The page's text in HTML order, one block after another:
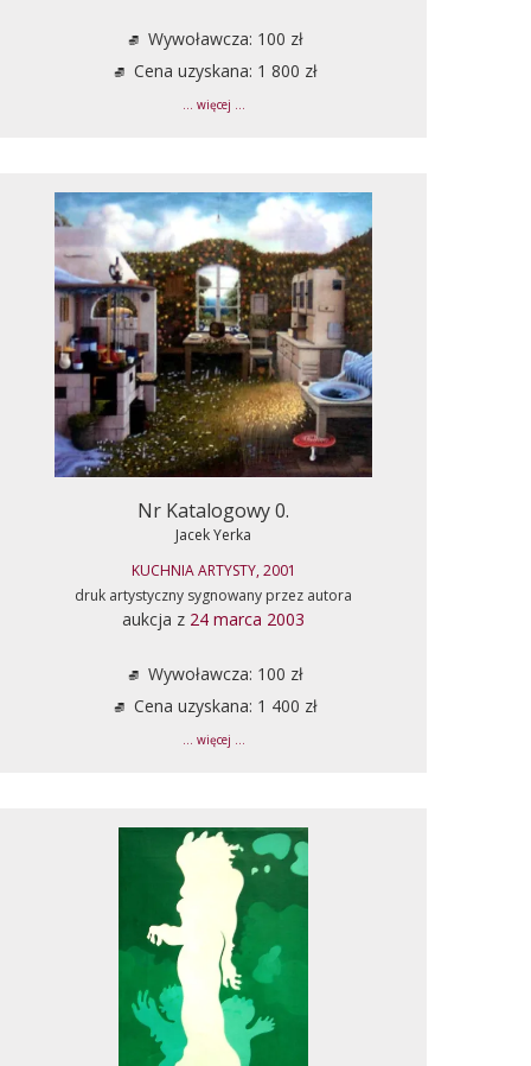
Wywoławcza: 100 zł
Cena uzyskana: 1 800 zł
... więcej ...
Nr Katalogowy 0.
Jacek Yerka
KUCHNIA ARTYSTY, 2001
druk artystyczny sygnowany przez autora
aukcja z 24 marca 2003
Wywoławcza: 100 zł
Cena uzyskana: 1 400 zł
... więcej ...